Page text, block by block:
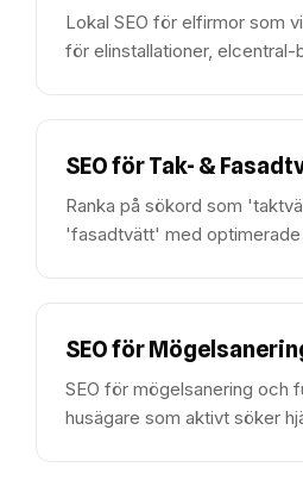
Lokal SEO för elfirmor som
för elinstallationer, elcentral-
SEO förTak- &
Ranka på sökord som
'fasadtvätt' med optimerade
SEO för
SEO för mögelsanering och
husägare som aktivt söker